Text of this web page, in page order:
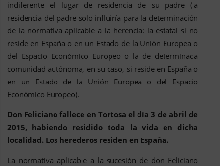
indiferente el lugar de residencia de su padre (la
residencia del padre solo influiría para la determinación
de la normativa aplicable a la herencia: la estatal si no
reside en España o en un Estado de la Unión Europea o
del Espacio Económico Europeo o la de determinada
comunidad autónoma, en su caso, si reside en España o
en un Estado de la Unión Europea o del Espacio
Económico Europeo).
Don Feliciano fallece en Tortosa el día 3 de abril de
2015, habiendo residido toda la vida en dicha
localidad. Los herederos residen en España.
La normativa aplicable a la sucesión de don Feliciano